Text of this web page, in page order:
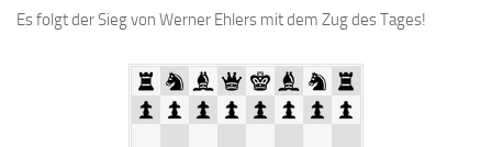
Ausschreibungen
Es folgt der Sieg von Werner Ehlers mit dem Zug des Tages!